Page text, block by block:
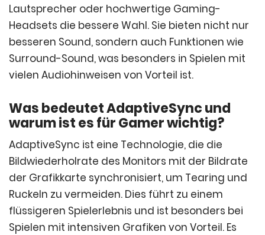
Lautsprecher oder hochwertige Gaming-
Headsets die bessere Wahl. Sie bieten nicht nur
besseren Sound, sondern auch Funktionen wie
Surround-Sound, was besonders in Spielen mit
vielen Audiohinweisen von Vorteil ist.
Was bedeutet AdaptiveSync und
warum ist es für Gamer wichtig?
AdaptiveSync ist eine Technologie, die die
Bildwiederholrate des Monitors mit der Bildrate
der Grafikkarte synchronisiert, um Tearing und
Ruckeln zu vermeiden. Dies führt zu einem
flüssigeren Spielerlebnis und ist besonders bei
Spielen mit intensiven Grafiken von Vorteil. Es